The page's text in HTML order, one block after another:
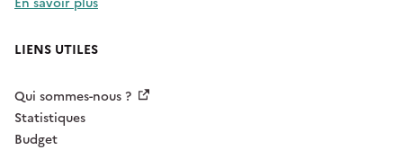
LIENS UTILES
Qui sommes-nous ?
Statistiques
Budget